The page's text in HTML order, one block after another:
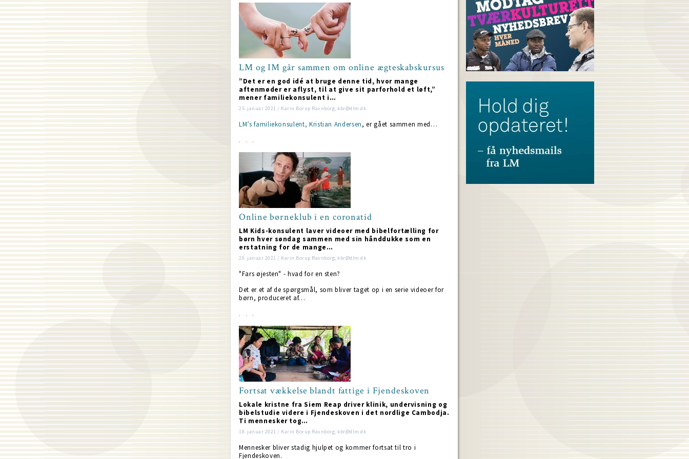
LM og IM går sammen om online ægteskabskursus
”Det er en god idé at bruge denne tid, hvor mange
aftenmøder er aflyst, til at give sit parforhold et løft,”
mener familiekonsulent i…
25. januar 2021 / Karin Borup Ravnborg; kbr@dlm.dk
LM’s familiekonsulent, Kristian Andersen, er gået sammen med…
Online børneklub i en coronatid
LM Kids-konsulent laver videoer med bibelfortælling for
børn hver søndag sammen med sin hånddukke som en
erstatning for de mange…
20. januar 2021 / Karin Borup Ravnborg; kbr@dlm.dk
"Fars øjesten" - hvad for en sten?
Det er et af de spørgsmål, som bliver taget op i en serie videoer for
børn, produceret af…
Fortsat vækkelse blandt fattige i Fjendeskoven
Lokale kristne fra Siem Reap driver klinik, undervisning og
bibelstudie videre i Fjendeskoven i det nordlige Cambodja.
Ti mennesker tog…
18. januar 2021 / Karin Borup Ravnborg; kbr@dlm.dk
Mennesker bliver stadig hjulpet og kommer fortsat til tro i
Fjendeskoven.